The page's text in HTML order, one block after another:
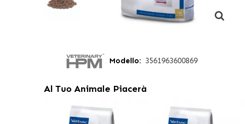
Modello: 3561963600869
Al Tuo Animale Piacerà